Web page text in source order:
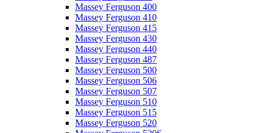
Massey Ferguson 400
Massey Ferguson 410
Massey Ferguson 415
Massey Ferguson 430
Massey Ferguson 440
Massey Ferguson 487
Massey Ferguson 500
Massey Ferguson 506
Massey Ferguson 507
Massey Ferguson 510
Massey Ferguson 515
Massey Ferguson 520